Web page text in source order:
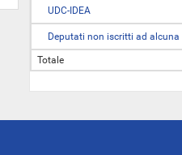
UDC-IDEA
Deputati non iscritti ad
Totale